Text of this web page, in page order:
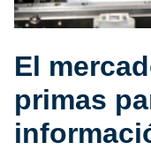
El
primas